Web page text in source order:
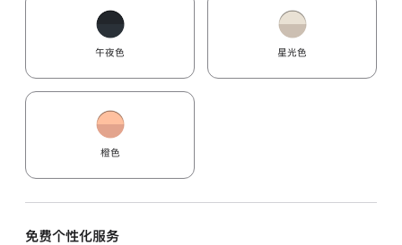
午夜色 星光色
橙色
免费个性化服务